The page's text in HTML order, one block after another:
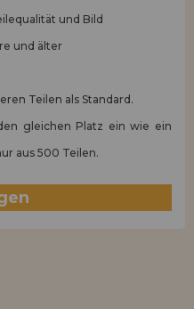
und Bild
und älter
Teilen als Standard.
gleichen Platz ein wie ein
aus 500 Teilen.